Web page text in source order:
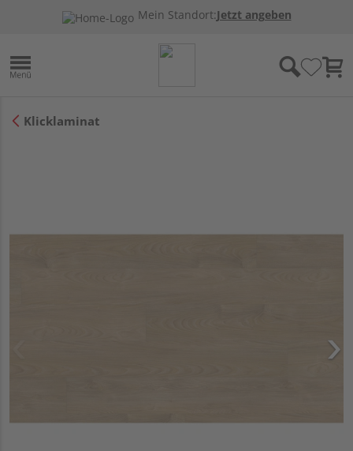
Mein Standort:Jetzt angeben
Klicklaminat